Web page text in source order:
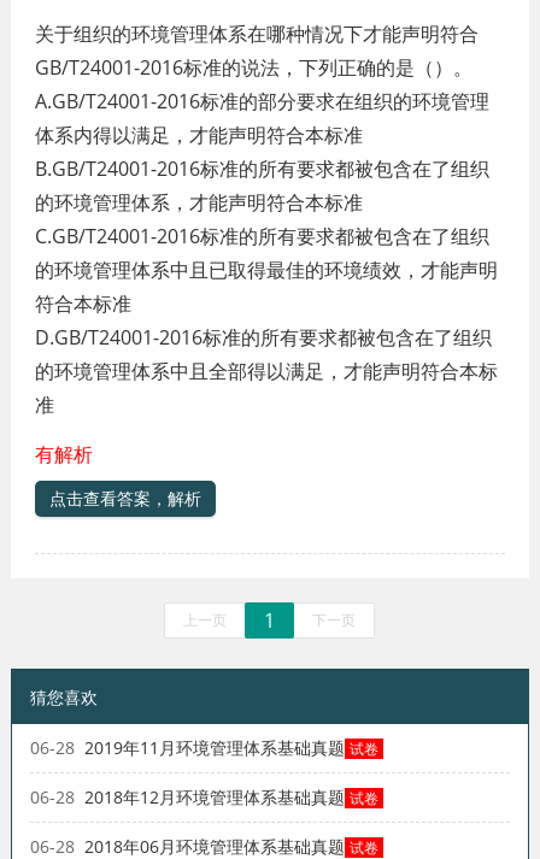
关于组织的环境管理体系在哪种情况下才能声明符合
GB/T24001-2016标准的说法，下列正确的是（）。
A.GB/T24001-2016标准的部分要求在组织的环境管理
体系内得以满足，才能声明符合本标准
B.GB/T24001-2016标准的所有要求都被包含在了组织
的环境管理体系，才能声明符合本标准
C.GB/T24001-2016标准的所有要求都被包含在了组织
的环境管理体系中且已取得最佳的环境绩效，才能声明
符合本标准
D.GB/T24001-2016标准的所有要求都被包含在了组织
的环境管理体系中且全部得以满足，才能声明符合本标
准
有解析
点击查看答案，解析
上一页 1 下一页
猜您喜欢
06-28 2019年11月环境管理体系基础真题 试卷
06-28 2018年12月环境管理体系基础真题 试卷
06-28 2018年06月环境管理体系基础真题 试卷